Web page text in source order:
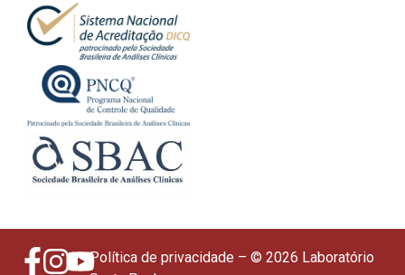
Política de privacidade – © 2026 Laboratório